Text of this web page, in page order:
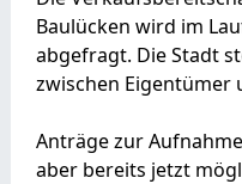
Baulücken wird im
abgefragt. Die Stadt
zwischen Eigentümer
Anträge zur
aber bereits jetzt